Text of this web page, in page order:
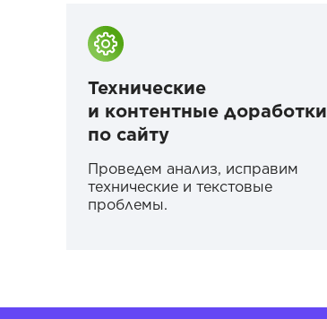
Технические
и контентные доработки
по сайту
Проведем анализ, исправим
технические и текстовые
проблемы.